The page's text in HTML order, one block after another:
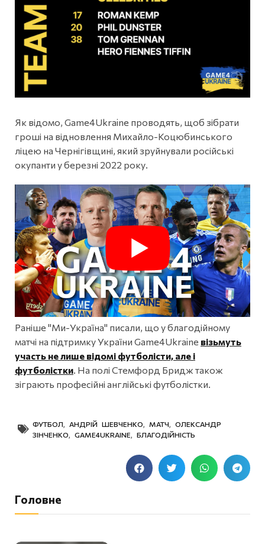
Як відомо, Game4Ukraine проводять, щоб зібрати
гроші на відновлення Михайло-Коцюбинського
ліцею на Чернігівщині, який зруйнували російські
окупанти у березні 2022 року.
Раніше "Ми-Україна" писали, що у благодійному
матчі на підтримку України Game4Ukraine візьмуть
участь не лише відомі футболісти, але і
футболістки . На полі Стемфорд Бридж також
зіграють професійні англійські футболістки.
ФУТБОЛ АНДРІЙ ШЕВЧЕНКО МАТЧ
ОЛЕКСАНДР
ЗІНЧЕНКО
GAME4UKRAINE БЛАГОДІЙНІСТЬ
Головне